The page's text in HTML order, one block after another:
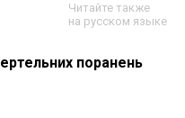
Читайте также
на русском языке
поранень